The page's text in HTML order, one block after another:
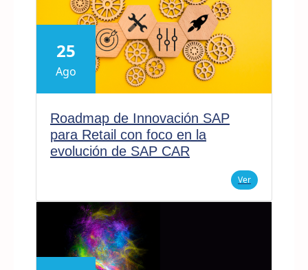
25
Ago
Roadmap de Innovación SAP
para Retail con foco en la
evolución de SAP CAR
Ver